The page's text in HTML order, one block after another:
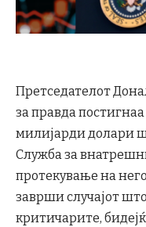
Претседателот
за правда
милијарди долари
Служба за
протекување на
заврши случајот
критичарите,